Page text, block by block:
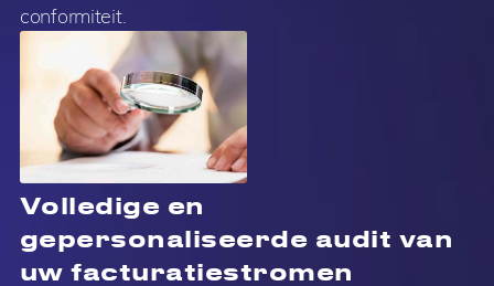
conformiteit.
Volledige en
gepersonaliseerde audit van
uw facturatiestromen